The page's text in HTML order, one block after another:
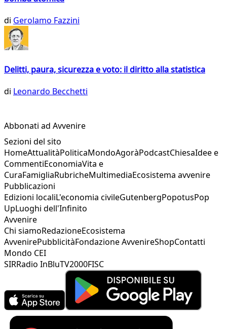
di Gerolamo Fazzini
Delitti, paura, sicurezza e voto: il diritto alla statistica
di Leonardo Becchetti
Abbonati ad Avvenire
Sezioni del sito
HomeAttualitàPoliticaMondoAgoràPodcastChiesaIdee e
CommentiEconomiaVita e
CuraFamigliaRubricheMultimediaEcosistema avvenire
Pubblicazioni
Edizioni localiL'economia civileGutenbergPopotusPop
UpLuoghi dell'Infinito
Avvenire
Chi siamoRedazioneEcosistema
AvvenirePubblicitàFondazione AvvenireShopContatti
Mondo CEI
SIRRadio InBluTV2000FISC